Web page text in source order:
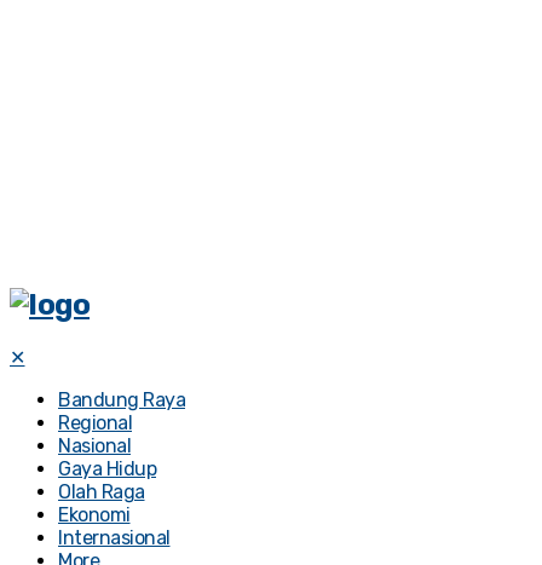
✕
Bandung Raya
Regional
Nasional
Gaya Hidup
Olah Raga
Ekonomi
Internasional